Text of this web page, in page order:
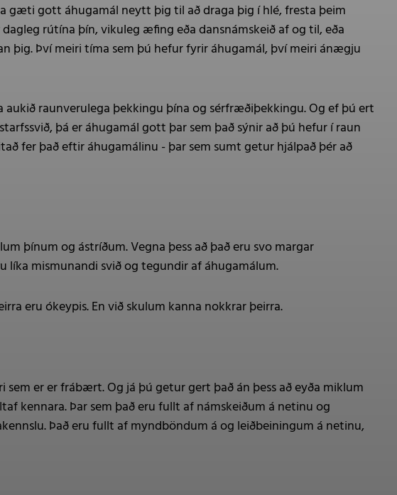
gæti gott áhugamál neytt þig til að draga þig í hlé, fresta þeim
rútína þín, vikuleg æfing eða dansnámskeið af og til, eða
þig. Því meiri tíma sem þú hefur fyrir áhugamál, því meiri ánægju
raunverulega þekkingu þína og sérfræðiþekkingu. Og ef þú ert
þá er áhugamál gott þar sem það sýnir að þú hefur í raun
fer það eftir áhugamálinu - þar sem sumt getur hjálpað þér að
þínum og ástríðum. Vegna þess að það eru svo margar
mismunandi svið og tegundir af áhugamálum.
eru ókeypis. En við skulum kanna nokkrar þeirra.
er er frábært. Og já þú getur gert það án þess að eyða miklum
kennara. Þar sem það eru fullt af námskeiðum á netinu og
Það eru fullt af myndböndum á og leiðbeiningum á netinu,